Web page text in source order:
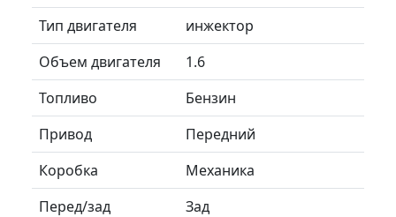
Тип двигателя
инжектор
Объем двигателя
1.6
Топливо
Бензин
Привод
Передний
Коробка
Механика
Перед/зад
Зад